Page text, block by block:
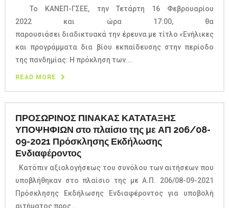
Το ΚΑΝΕΠ-ΓΣΕΕ, την Τετάρτη 16 Φεβρουαρίου
2022 και ώρα 17:00, θα
παρουσιάσει διαδικτυακά την έρευνα με τίτλο «Ενήλικες
και προγράμματα δια βίου εκπαίδευσης στην περίοδο
της πανδημίας: Η πρόκληση των...
READ MORE
ΠΡΟΣΩΡΙΝΟΣ ΠΙΝΑΚΑΣ ΚΑΤΑΤΑΞΗΣ
ΥΠΟΨΗΦΙΩΝ στο πλαίσιο της με ΑΠ 206/08-
09-2021 Πρόσκλησης Εκδήλωσης
Ενδιαφέροντος
Κατόπιν αξιολογήσεως του συνόλου των αιτήσεων που
υποβλήθηκαν στο πλαίσιο της με Α.Π. 206/08-09-2021
Πρόσκλησης Εκδήλωσης Ενδιαφέροντος για υποβολή
αιτήματος προς...